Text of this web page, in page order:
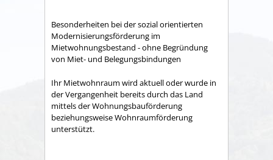
Besonderheiten bei der sozial orientierten
Modernisierungsförderung im
Mietwohnungsbestand - ohne Begründung
von Miet- und Belegungsbindungen
Ihr Mietwohnraum wird aktuell oder wurde in
der Vergangenheit bereits durch das Land
mittels der Wohnungsbauförderung
beziehungsweise Wohnraumförderung
unterstützt.